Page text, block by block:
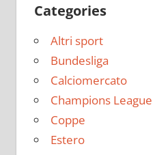
Categories
Altri sport
Bundesliga
Calciomercato
Champions League
Coppe
Estero